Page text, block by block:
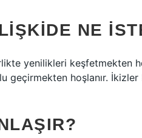
NE
yenilikleri keşfetmekten
geçirmekten hoşlanır.